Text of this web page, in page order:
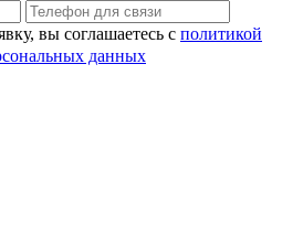
вы соглашаетесь с политикой
данных